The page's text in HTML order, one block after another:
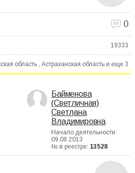
0
19333
область , Астраханская область и еще 3
Байменова
(Светличная)
Светлана
Владимировна
Начало деятельности:
09.08.2013
№ в реестре: 13528